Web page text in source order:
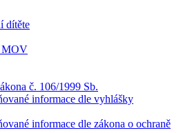
dítěte
MOV
č. 106/1999 Sb.
informace dle vyhlášky
informace dle zákona o ochraně